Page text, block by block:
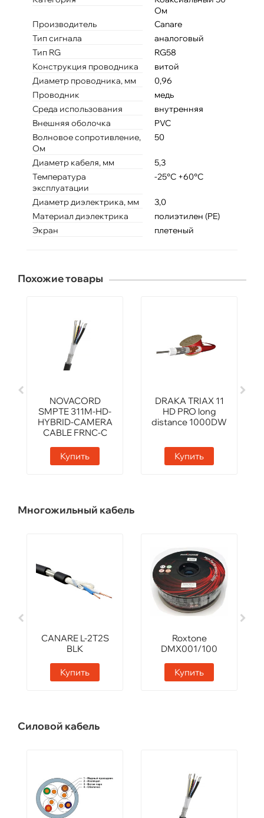
Ом
Производитель
Canare
Тип сигнала
аналоговый
Тип RG
RG58
Конструкция проводника
витой
Диаметр проводника, мм
0,96
Проводник
медь
Среда использования
внутренняя
Внешняя оболочка
PVC
Волновое сопротивление,
Ом
50
Диаметр кабеля, мм
5,3
Температура
эксплуатации
-25°C +60°C
Диаметр диэлектрика, мм
3,0
Материал диэлектрика
полиэтилен (PE)
Экран
плетеный
Похожие товары
NOVACORD
SMPTE 311M-HD-
HYBRID-CAMERA
CABLE FRNC-C
Купить
DRAKA TRIAX 11
HD PRO long
distance 1000DW
Купить
Многожильный кабель
CANARE L-2T2S
BLK
Купить
Roxtone
DMX001/100
Купить
Силовой кабель